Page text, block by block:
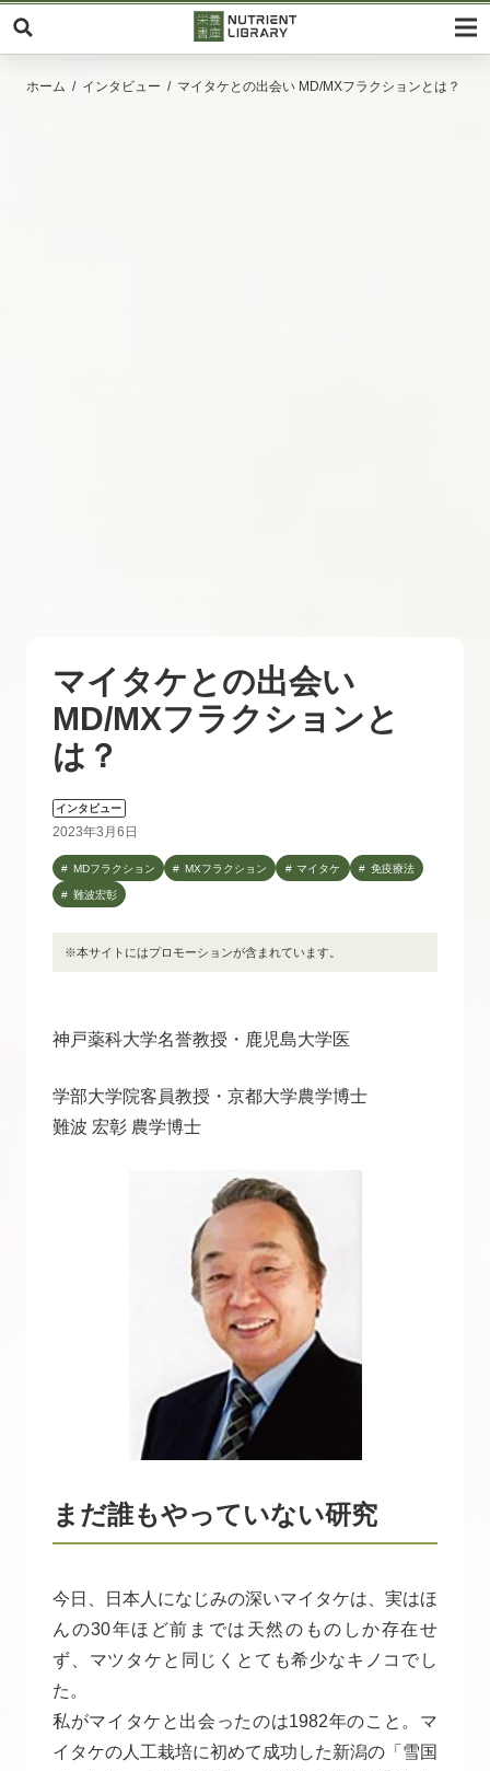
ホーム インタビュー マイタケとの出会い MD/MXフラクションとは？
マイタケとの出会い
MD/MXフラクションと
は？
インタビュー
2023年3月6日
MDフラクション MXフラクション マイタケ 免疫療法
難波宏彰
※本サイトにはプロモーションが含まれています。
神戸薬科大学名誉教授・鹿児島大学医
学部大学院客員教授・京都大学農学博士
難波 宏彰 農学博士
まだ誰もやっていない研究
今日、日本人になじみの深いマイタケは、実はほ
んの30年ほど前までは天然のものしか存在せ
ず、マツタケと同じくとても希少なキノコでし
た。
私がマイタケと出会ったのは1982年のこと。マ
イタケの人工栽培に初めて成功した新潟の「雪国